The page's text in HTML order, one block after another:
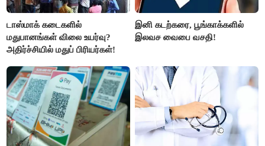
டாஸ்மாக் கடைகளில்
மதுபானங்கள் விலை உயர்வு?
அதிர்ச்சியில் மதுப் பிரியர்கள்!
இனி கடற்கரை, பூங்காக்களில்
இலவச வைபை வசதி!